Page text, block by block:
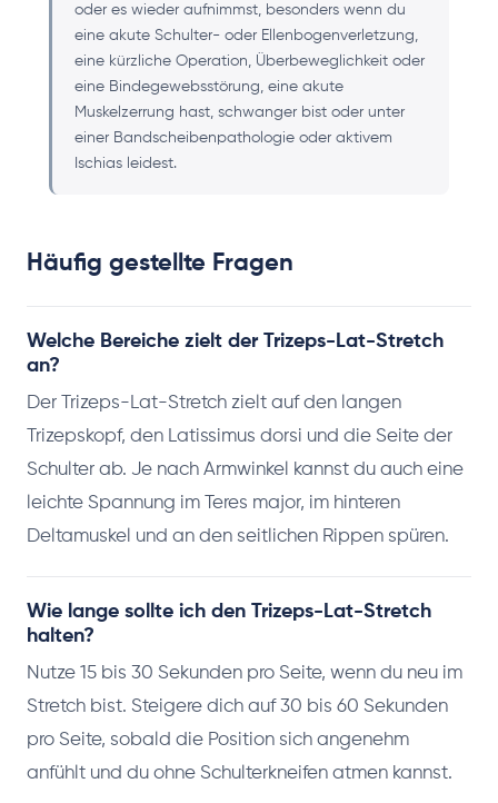
oder es wieder aufnimmst, besonders wenn du
eine akute Schulter- oder Ellenbogenverletzung,
eine kürzliche Operation, Überbeweglichkeit oder
eine Bindegewebsstörung, eine akute
Muskelzerrung hast, schwanger bist oder unter
einer Bandscheibenpathologie oder aktivem
Ischias leidest.
Häufig gestellte Fragen
Welche Bereiche zielt der Trizeps-Lat-Stretch
an?
Der Trizeps-Lat-Stretch zielt auf den langen
Trizepskopf, den Latissimus dorsi und die Seite der
Schulter ab. Je nach Armwinkel kannst du auch eine
leichte Spannung im Teres major, im hinteren
Deltamuskel und an den seitlichen Rippen spüren.
Wie lange sollte ich den Trizeps-Lat-Stretch
halten?
Nutze 15 bis 30 Sekunden pro Seite, wenn du neu im
Stretch bist. Steigere dich auf 30 bis 60 Sekunden
pro Seite, sobald die Position sich angenehm
anfühlt und du ohne Schulterkneifen atmen kannst.